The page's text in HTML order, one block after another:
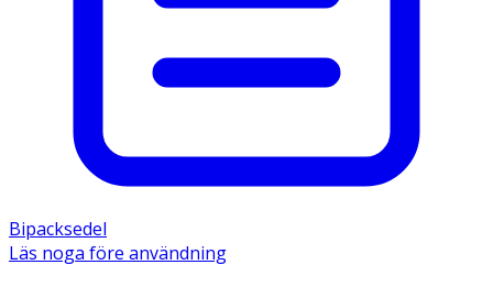
Bipacksedel
Läs noga före användning